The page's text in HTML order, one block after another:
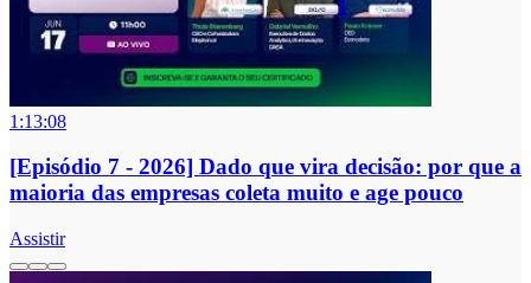
1:13:08
[Episódio 7 - 2026] Dado que vira decisão: por que a
maioria das empresas coleta muito e age pouco
Assistir